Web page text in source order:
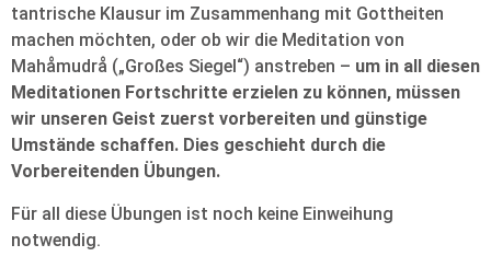
tantrische Klausur im Zusammenhang mit Gottheiten
machen möchten, oder ob wir die Meditation von
Mahåmudrå („Großes Siegel“) anstreben – um in all diesen
Meditationen Fortschritte erzielen zu können, müssen
wir unseren Geist zuerst vorbereiten und günstige
Umstände schaffen. Dies geschieht durch die
Vorbereitenden Übungen.
Für all diese Übungen ist noch keine Einweihung
notwendig.